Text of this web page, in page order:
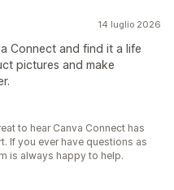
14 luglio 2026
Connect and find it a life
pictures and make
to hear Canva Connect has
If you ever have questions as
is always happy to help.